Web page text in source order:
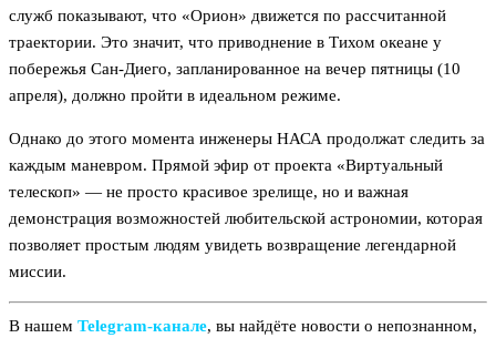
служб показывают, что «Орион» движется по рассчитанной
траектории. Это значит, что приводнение в Тихом океане у
побережья Сан-Диего, запланированное на вечер пятницы (10
апреля), должно пройти в идеальном режиме.
Однако до этого момента инженеры НАСА продолжат следить за
каждым маневром. Прямой эфир от проекта «Виртуальный
телескоп» — не просто красивое зрелище, но и важная
демонстрация возможностей любительской астрономии, которая
позволяет простым людям увидеть возвращение легендарной
миссии.
В нашем Telegram‑канале, вы найдёте новости о непознанном,